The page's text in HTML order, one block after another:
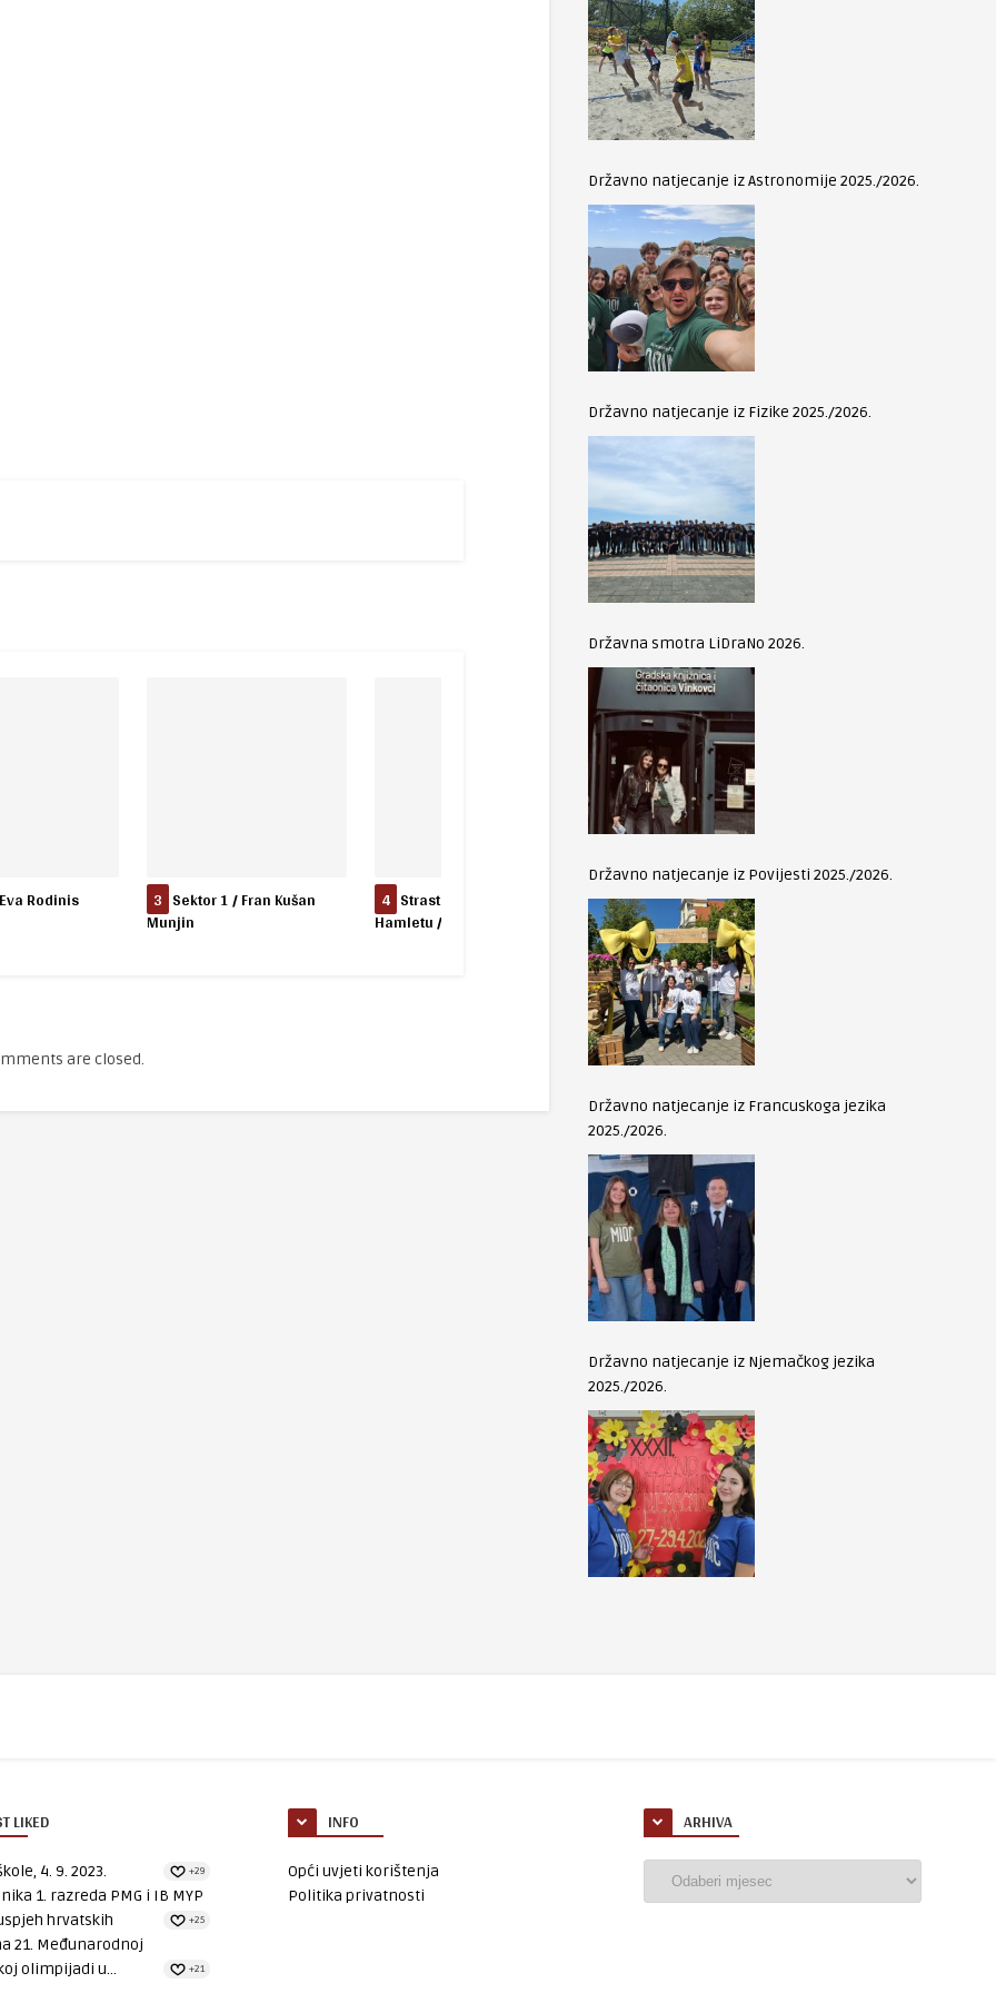
Rodinis 3 Sektor 1 / Fran Kušan
Munjin
4 Strast, ljubav i mržnja u
Hamletu / Marina Hajdarović
5 Knjižna booka 2019.
are closed.
Državno natjecanje iz Astronomije 2025./2026.
Državno natjecanje iz Fizike 2025./2026.
Državna smotra LiDraNo 2026.
Državno natjecanje iz Povijesti 2025./2026.
Državno natjecanje iz Francuskoga jezika
2025./2026.
Državno natjecanje iz Njemačkog jezika
2025./2026.
LIKED
4. 9. 2023. +29
1. razreda PMG i IB MYP
+25
hrvatskih
21. Međunarodnoj
olimpijadi u...
+21
INFO
Opći uvjeti korištenja
Politika privatnosti
ARHIVA